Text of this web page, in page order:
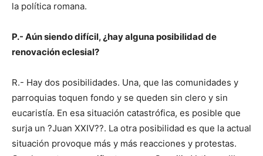
la política romana.
P.- Aún siendo difícil, ¿hay alguna posibilidad de
renovación eclesial?
R.- Hay dos posibilidades. Una, que las comunidades y
parroquias toquen fondo y se queden sin clero y sin
eucaristía. En esa situación catastrófica, es posible que
surja un ?Juan XXIV??. La otra posibilidad es que la actual
situación provoque más y más reacciones y protestas.